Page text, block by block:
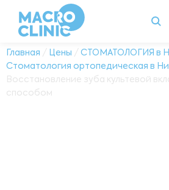
Главная / Цены / СТОМАТОЛОГИЯ в
Стоматология ортопедическая в
Восстановление зуба культевой
способом